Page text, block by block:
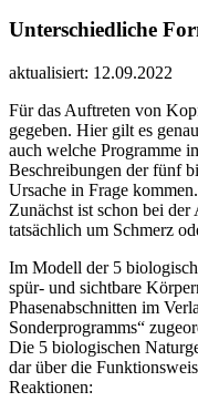
Unterschiedliche
aktualisiert: 12.09.2022
Für das Auftreten von
gegeben. Hier gilt es
auch welche Programme
Beschreibungen der fünf
Ursache in Frage kommen.
Zunächst ist schon bei der
tatsächlich um Schmerz
Im Modell der 5
spür- und sichtbare
Phasenabschnitten im
Sonderprogramms“
Die 5 biologischen
dar über die
Reaktionen: